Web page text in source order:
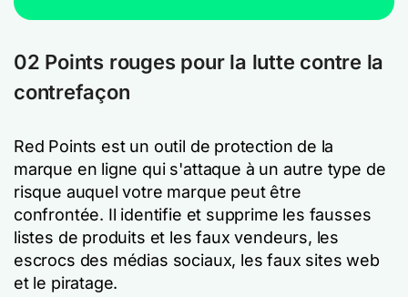
02 Points rouges pour la lutte contre la
contrefaçon
Red Points est un outil de protection de la
marque en ligne qui s'attaque à un autre type de
risque auquel votre marque peut être
confrontée. Il identifie et supprime les fausses
listes de produits et les faux vendeurs, les
escrocs des médias sociaux, les faux sites web
et le piratage.